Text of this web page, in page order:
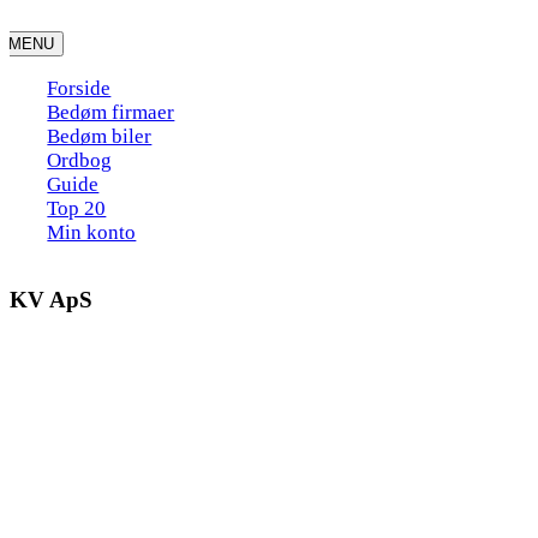
to
content
MENU
Forside
Bedøm firmaer
Bedøm biler
Ordbog
Guide
Top 20
Min konto
ApS